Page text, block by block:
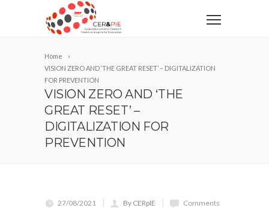
Home
VISION ZERO AND ‘THE GREAT RESET’ – DIGITALIZATION
FOR PREVENTION
VISION ZERO AND ‘THE
GREAT RESET’ –
DIGITALIZATION FOR
PREVENTION
27/08/2021 By CERpIE
Comments